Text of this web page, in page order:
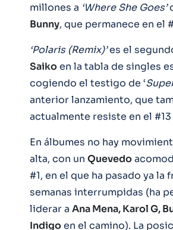
millones a ‘Where She Goes’
Bunny, que permanece en el
‘Polaris (Remix)’es el
Saikoen la tabla de singles
cogiendo el testigo de ‘
anterior lanzamiento, que
actualmente resiste en el #13
En álbumes no hay
alta, con un Quevedo
#1, en el que ha pasado ya la
semanas interrumpidas (ha
liderar a Ana Mena, Karol G,
Indigoen el camino). La